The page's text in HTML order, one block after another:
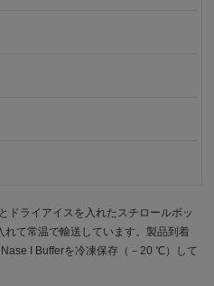
ライアイスを入れたスチロールボッ
て常温で輸送しています。製品到着
I Bufferを冷凍保存（－20 ℃）して